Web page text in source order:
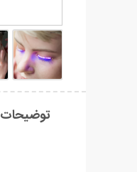
توضیحات